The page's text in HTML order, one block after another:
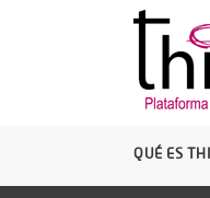
QUÉ ES